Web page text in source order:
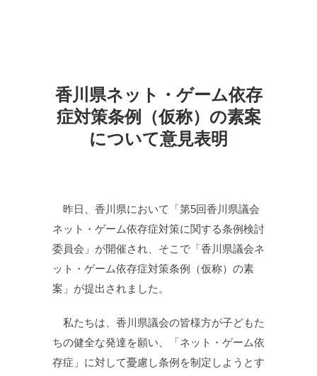
香川県ネット・ゲーム依存
症対策条例（仮称）の素案
について意見表明
昨日、香川県において「第5回香川県議会
ネット・ゲーム依存症対策に関する条例検討
委員会」が開催され、そこで「香川県議会ネ
ット・ゲーム依存症対策条例（仮称）の素
案」が提出されました。
私たちは、香川県議会の皆様方が子どもた
ちの健全な発達を願い、「ネット・ゲーム依
存症」に対して憂慮し条例を制定しようとす